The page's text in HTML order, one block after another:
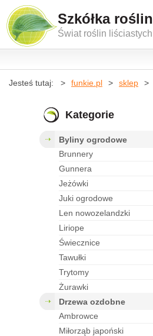
Szkółka roślin
Świat roślin liściastych
Jesteś tutaj: funkie.pl sklep
Kategorie
byliny ogrodowe
brunnery
gunnera
jeżówki
juki ogrodowe
len nowozelandzki
liriope
świecznice
tawułki
trytomy
żurawki
drzewa ozdobne
ambrowce
miłorząb japoński